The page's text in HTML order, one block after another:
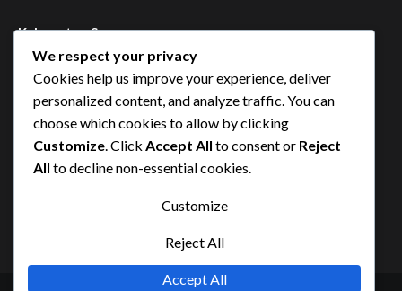
Kabupaten Sorong
Kota Sorong
Manokwari
Papua Barat Daya
We respect your privacy
Cookies help us improve your experience, deliver
personalized content, and analyze traffic. You can
choose which cookies to allow by clicking
Customize . Click Accept All to consent or Reject
All to decline non-essential cookies.
Customize
Reject All
Accept All